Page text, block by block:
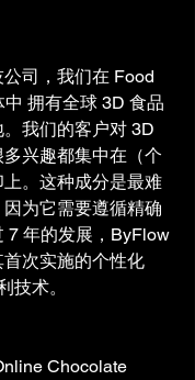
司，我们在 Food
拥有全球 3D 食品
我们的客户对 3D
兴趣都集中在（个
。这种成分是最难
为它需要遵循精确
7 年的发展，ByFlow
次实施的个性化
技术。
Chocolate